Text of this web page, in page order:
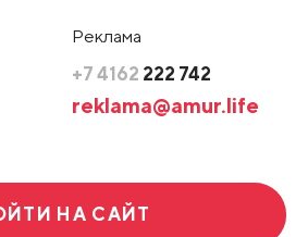
Реклама
+7 4162 222 742
reklama@amur.life
НА САЙТ